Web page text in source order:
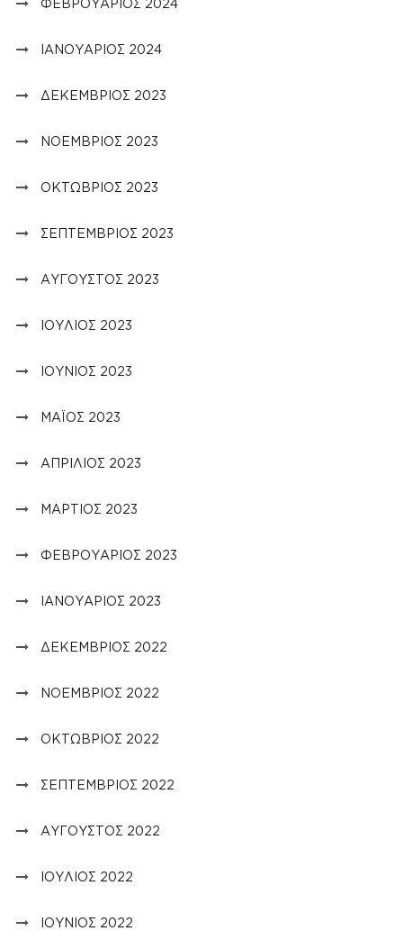
ΦΕΒΡΟΥΆΡΙΟΣ 2024
ΙΑΝΟΥΆΡΙΟΣ 2024
ΔΕΚΈΜΒΡΙΟΣ 2023
ΝΟΈΜΒΡΙΟΣ 2023
ΟΚΤΏΒΡΙΟΣ 2023
ΣΕΠΤΈΜΒΡΙΟΣ 2023
ΑΎΓΟΥΣΤΟΣ 2023
ΙΟΎΛΙΟΣ 2023
ΙΟΎΝΙΟΣ 2023
ΜΆΙΟΣ 2023
ΑΠΡΊΛΙΟΣ 2023
ΜΆΡΤΙΟΣ 2023
ΦΕΒΡΟΥΆΡΙΟΣ 2023
ΙΑΝΟΥΆΡΙΟΣ 2023
ΔΕΚΈΜΒΡΙΟΣ 2022
ΝΟΈΜΒΡΙΟΣ 2022
ΟΚΤΏΒΡΙΟΣ 2022
ΣΕΠΤΈΜΒΡΙΟΣ 2022
ΑΎΓΟΥΣΤΟΣ 2022
ΙΟΎΛΙΟΣ 2022
ΙΟΎΝΙΟΣ 2022